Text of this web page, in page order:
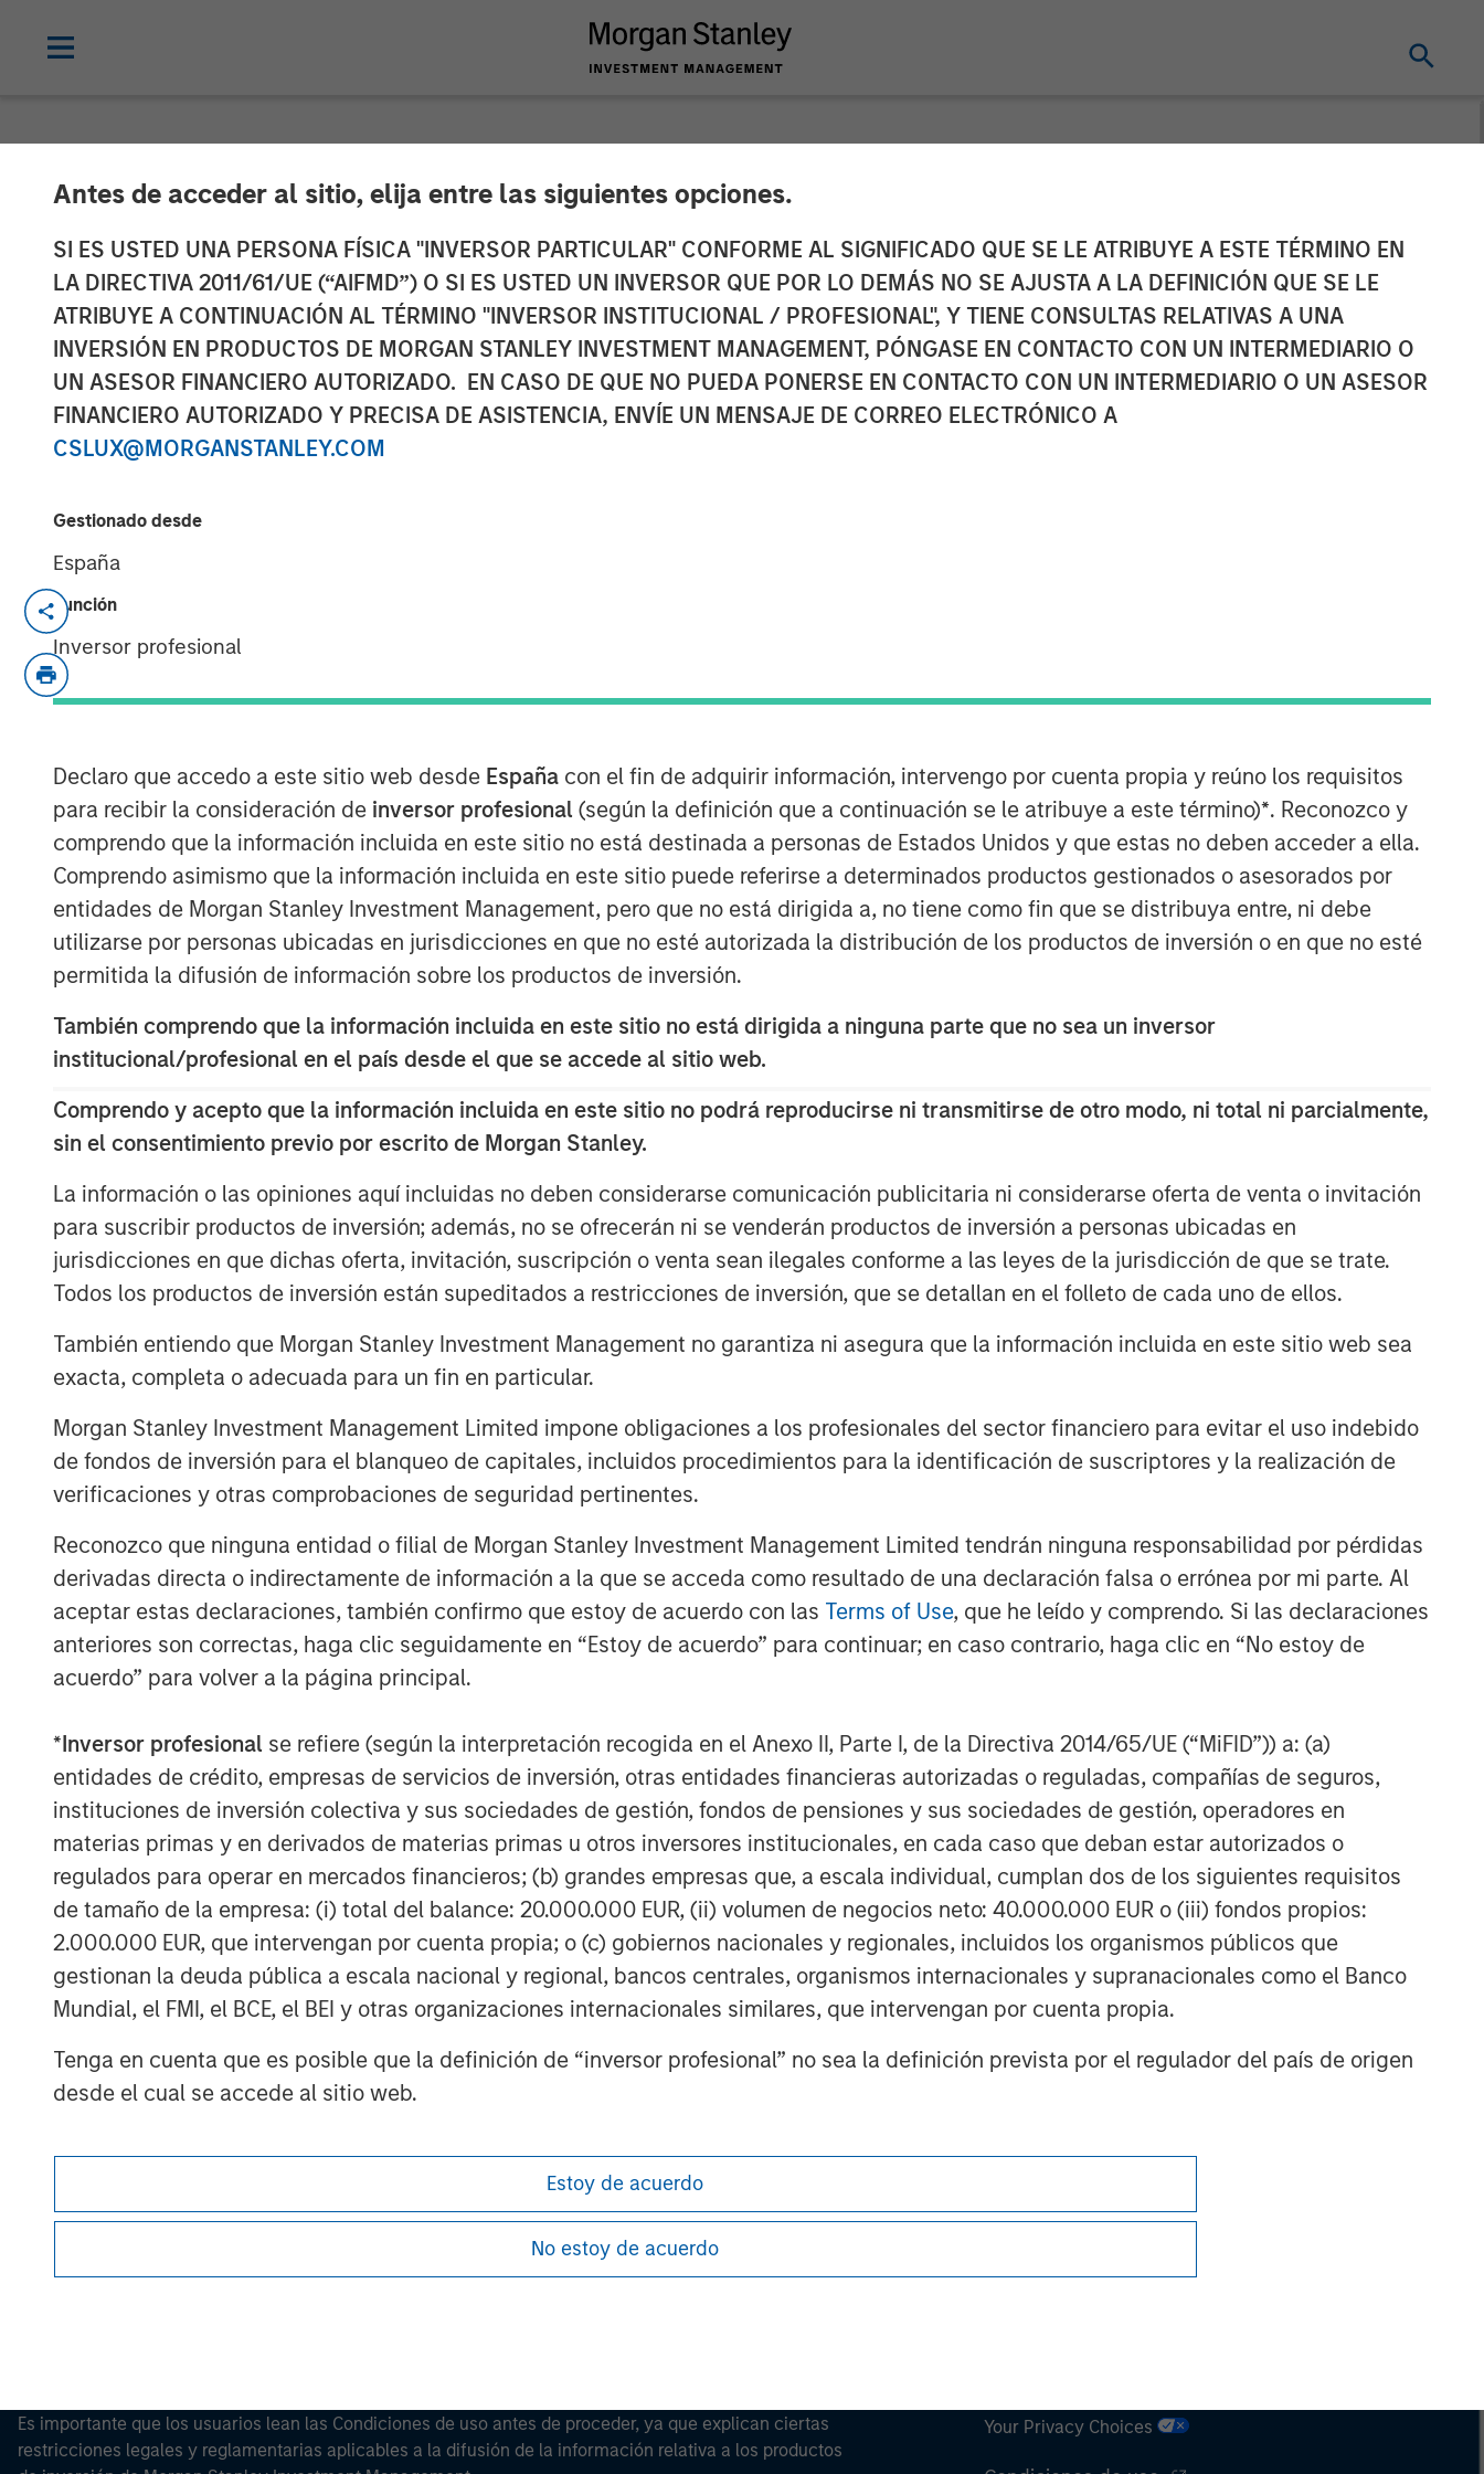
Antes de acceder al sitio, elija entre las siguientes opciones.
SI ES USTED UNA PERSONA FÍSICA "INVERSOR PARTICULAR" CONFORME AL SIGNIFICADO QUE SE LE ATRIBUYE A ESTE TÉRMINO EN
LA DIRECTIVA 2011/61/UE (“AIFMD”) O SI ES USTED UN INVERSOR QUE POR LO DEMÁS NO SE AJUSTA A LA DEFINICIÓN QUE SE LE
ATRIBUYE A CONTINUACIÓN AL TÉRMINO "INVERSOR INSTITUCIONAL / PROFESIONAL", Y TIENE CONSULTAS RELATIVAS A UNA
INVERSIÓN EN PRODUCTOS DE MORGAN STANLEY INVESTMENT MANAGEMENT, PÓNGASE EN CONTACTO CON UN INTERMEDIARIO O
UN ASESOR FINANCIERO AUTORIZADO. EN CASO DE QUE NO PUEDA PONERSE EN CONTACTO CON UN INTERMEDIARIO O UN ASESOR
FINANCIERO AUTORIZADO Y PRECISA DE ASISTENCIA, ENVÍE UN MENSAJE DE CORREO ELECTRÓNICO A
CSLUX@MORGANSTANLEY.COM
Gestionado desde
España
Función
Inversor profesional
Declaro que accedo a este sitio web desde España con el fin de adquirir información, intervengo por cuenta propia y reúno los requisitos
para recibir la consideración de inversor profesional (según la definición que a continuación se le atribuye a este término)*. Reconozco y
comprendo que la información incluida en este sitio no está destinada a personas de Estados Unidos y que estas no deben acceder a ella.
Comprendo asimismo que la información incluida en este sitio puede referirse a determinados productos gestionados o asesorados por
entidades de Morgan Stanley Investment Management, pero que no está dirigida a, no tiene como fin que se distribuya entre, ni debe
utilizarse por personas ubicadas en jurisdicciones en que no esté autorizada la distribución de los productos de inversión o en que no esté
permitida la difusión de información sobre los productos de inversión.
También comprendo que la información incluida en este sitio no está dirigida a ninguna parte que no sea un inversor
institucional/profesional en el país desde el que se accede al sitio web.
Comprendo y acepto que la información incluida en este sitio no podrá reproducirse ni transmitirse de otro modo, ni total ni parcialmente,
sin el consentimiento previo por escrito de Morgan Stanley.
La información o las opiniones aquí incluidas no deben considerarse comunicación publicitaria ni considerarse oferta de venta o invitación
para suscribir productos de inversión; además, no se ofrecerán ni se venderán productos de inversión a personas ubicadas en
jurisdicciones en que dichas oferta, invitación, suscripción o venta sean ilegales conforme a las leyes de la jurisdicción de que se trate.
Todos los productos de inversión están supeditados a restricciones de inversión, que se detallan en el folleto de cada uno de ellos.
También entiendo que Morgan Stanley Investment Management no garantiza ni asegura que la información incluida en este sitio web sea
exacta, completa o adecuada para un fin en particular.
Morgan Stanley Investment Management Limited impone obligaciones a los profesionales del sector financiero para evitar el uso indebido
de fondos de inversión para el blanqueo de capitales, incluidos procedimientos para la identificación de suscriptores y la realización de
verificaciones y otras comprobaciones de seguridad pertinentes.
Reconozco que ninguna entidad o filial de Morgan Stanley Investment Management Limited tendrán ninguna responsabilidad por pérdidas
derivadas directa o indirectamente de información a la que se acceda como resultado de una declaración falsa o errónea por mi parte. Al
aceptar estas declaraciones, también confirmo que estoy de acuerdo con las Terms of Use, que he leído y comprendo. Si las declaraciones
anteriores son correctas, haga clic seguidamente en “Estoy de acuerdo” para continuar; en caso contrario, haga clic en “No estoy de
acuerdo” para volver a la página principal.
*Inversor profesional se refiere (según la interpretación recogida en el Anexo II, Parte I, de la Directiva 2014/65/UE (“MiFID”)) a: (a)
entidades de crédito, empresas de servicios de inversión, otras entidades financieras autorizadas o reguladas, compañías de seguros,
instituciones de inversión colectiva y sus sociedades de gestión, fondos de pensiones y sus sociedades de gestión, operadores en
materias primas y en derivados de materias primas u otros inversores institucionales, en cada caso que deban estar autorizados o
regulados para operar en mercados financieros; (b) grandes empresas que, a escala individual, cumplan dos de los siguientes requisitos
de tamaño de la empresa: (i) total del balance: 20.000.000 EUR, (ii) volumen de negocios neto: 40.000.000 EUR o (iii) fondos propios:
2.000.000 EUR, que intervengan por cuenta propia; o (c) gobiernos nacionales y regionales, incluidos los organismos públicos que
gestionan la deuda pública a escala nacional y regional, bancos centrales, organismos internacionales y supranacionales como el Banco
Mundial, el FMI, el BCE, el BEI y otras organizaciones internacionales similares, que intervengan por cuenta propia.
Tenga en cuenta que es posible que la definición de “inversor profesional” no sea la definición prevista por el regulador del país de origen
desde el cual se accede al sitio web.
Estoy de acuerdo
No estoy de acuerdo
Thailand’s SAFE Fertility Center Receives an
Investment from a Morgan Stanley Managed
Fund
30 JULIO 2019
SAFE Fertility Centre Co., Ltd (the "Company" or "SAFE") today announced that
"Thai Fund"), has invested an undisclosed amount in the Company for a minority
Founded in 2007 by Dr. Wiwat Quangkananurug and his wife, Mrs. Parinyarat
Quangkananurug, SAFE is Thailand's 2nd largest fertility clinic in Thailand
offering Assisted Reproductive Technology ("ART") services such as In-Vitro
Fertilization ("IVF") and Intracytoplasmic Sperm Injection (ICSI") procedures. The
Company currently operates four clinics across three provinces in Thailand, and
administers approximately 1,800 treatment cycles annually, successfully
assisting over 4,000 couples since inception. The Company also operates a
laboratory capabilities including egg freezing, storage, and pre-implantation
genetic screening services.
The demand for assisted reproduction services is expected to accelerate as
the prevalence of infertility spreads across the globe due to drivers such as
rising age of first birth, obesity rates, and stress levels, coupled with other
demographic trends such as the rise in healthcare spending and supportive
governmental policies promoting childbirth. Thailand's reputation as a medical
tourism destination offering world-class quality services and facilities has set
the country up well to capture this wave of growth. SAFE currently treats
patients from over 15 countries and expects its international clientele to grow,
especially from the neighboring countries of Cambodia, Laos, Myanmar, and
Vietnam.
The Company will be opening its fifth branch later this year in Chonburi
province and plans to work closely together with Morgan Stanley's Thai Fund
plans to Thailand's neighboring countries.
Morgan Stanley Private Equity Asia
buyouts in growth-oriented companies
located throughout the Asia-Pacific
region.
MSIM Spokesperson
David N. Miller
Managing Director
Morgan Stanley Careers
Es importante que los usuarios lean las Condiciones de uso antes de proceder, ya que explican ciertas
restricciones legales y reglamentarias aplicables a la difusión de la información relativa a los productos
Your Privacy Choices